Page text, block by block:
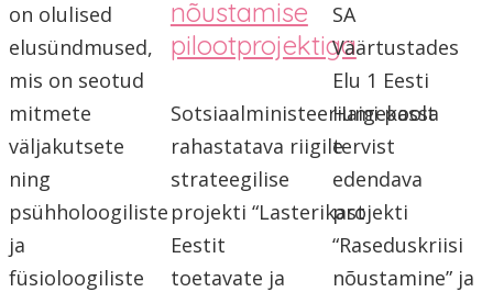
on olulised
elusündmused,
mis on seotud
mitmete
väljakutsete
ning
psühholoogiliste
ja
füsioloogiliste
nõustamise
pilootprojektiga
Sotsiaalministeeriumi poolt
rahastatava riigile
strateegilise
projekti “Lasterikast
Eestit
toetavate ja
SA
Väärtustades
Elu 1 Eesti
Haigekassa
tervist
edendava
projekti
“Raseduskriisi
nõustamine” ja